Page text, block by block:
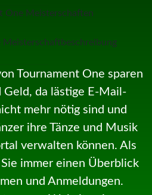
Tournament One sparen
Geld, da lästige E-Mail-
mehr nötig sind und
ihre Tänze und Musik
verwalten können. Als
immer einen Überblick
und Anmeldungen.